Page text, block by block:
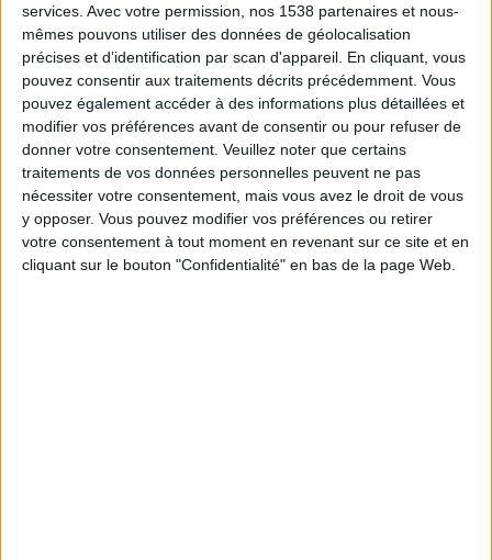
services. Avec votre permission, nos 1538 partenaires et nous-
mêmes pouvons utiliser des données de géolocalisation
précises et d’identification par scan d'appareil. En cliquant, vous
pouvez consentir aux traitements décrits précédemment. Vous
pouvez également accéder à des informations plus détaillées et
modifier vos préférences avant de consentir ou pour refuser de
donner votre consentement. Veuillez noter que certains
traitements de vos données personnelles peuvent ne pas
nécessiter votre consentement, mais vous avez le droit de vous
y opposer. Vous pouvez modifier vos préférences ou retirer
votre consentement à tout moment en revenant sur ce site et en
cliquant sur le bouton "Confidentialité" en bas de la page Web.
Peut-on remplacer la viande par des féculents ?
Consultation diététique du 05/08/2026